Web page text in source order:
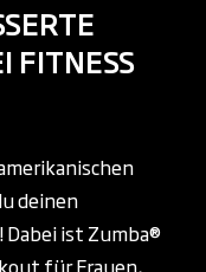
FITNESS
deinen
ist Zumba®
für Frauen,